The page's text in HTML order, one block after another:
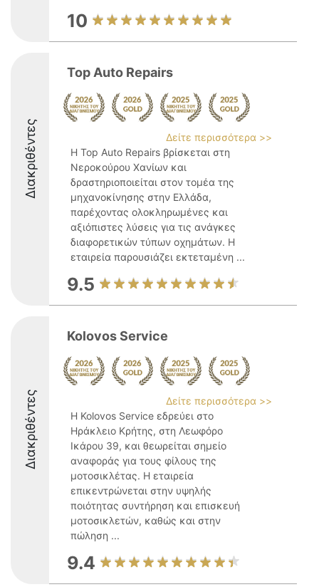
10
Διακριθέντες
Top Auto Repairs
Δείτε περισσότερα >>
Η Top Auto Repairs βρίσκεται στη
Νεροκούρου Χανίων και
δραστηριοποιείται στον τομέα της
μηχανοκίνησης στην Ελλάδα,
παρέχοντας ολοκληρωμένες και
αξιόπιστες λύσεις για τις ανάγκες
διαφορετικών τύπων οχημάτων. Η
εταιρεία παρουσιάζει εκτεταμένη ...
9.5
Διακριθέντες
Kolovos Service
Δείτε περισσότερα >>
Η Kolovos Service εδρεύει στο
Ηράκλειο Κρήτης, στη Λεωφόρο
Ικάρου 39, και θεωρείται σημείο
αναφοράς για τους φίλους της
μοτοσικλέτας. Η εταιρεία
επικεντρώνεται στην υψηλής
ποιότητας συντήρηση και επισκευή
μοτοσικλετών, καθώς και στην
πώληση ...
9.4